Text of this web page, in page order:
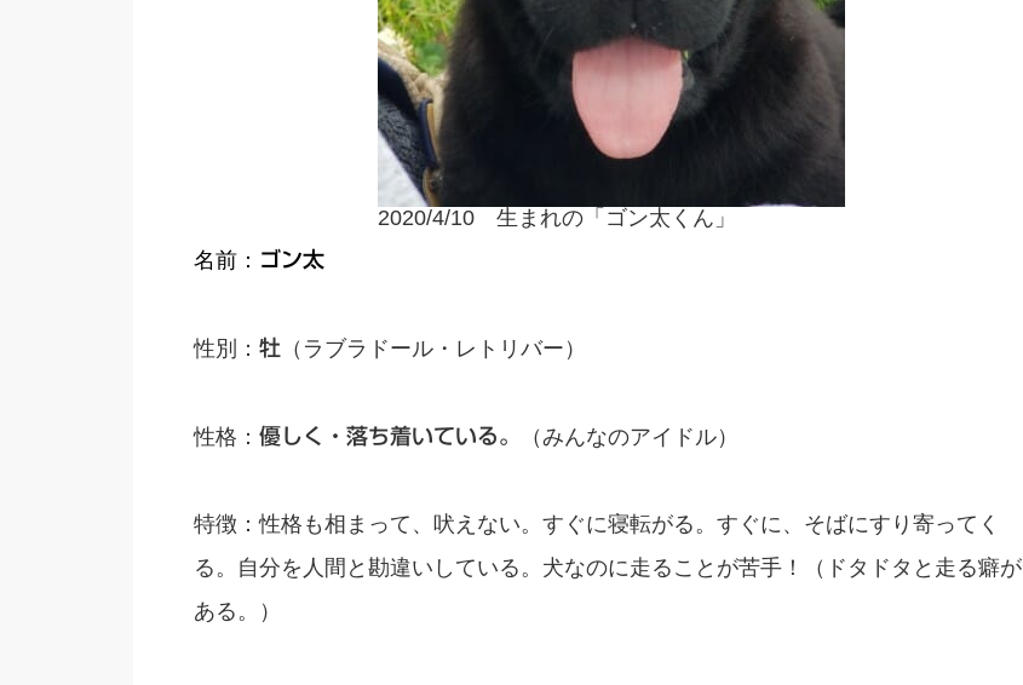
2020/4/10 生まれの「ゴン太くん」
名前： ゴン太
性別： 牡（ラブラドール・レトリバー）
性格： 優しく・落ち着いている。 （みんなのアイドル）
特徴：性格も相まって、吠えない。すぐに寝転がる。すぐに、そばにすり寄ってく
る。自分を人間と勘違いしている。犬なのに走ることが苦手！（ドタドタと走る癖が
ある。）